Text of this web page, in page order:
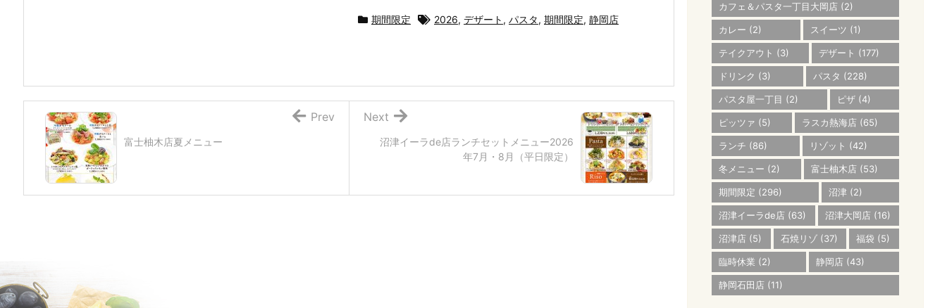
期間限定 2026, デザート , パスタ, 期間限定, 静岡店
沼津イーラde店ランチセットメニュー2026
年7月・8月（平日限定）
Next
富士柚木店夏メニュー
Prev
カフェ＆パスタ一丁目大岡店 (2)
カレー (2) スイーツ (1)
テイクアウト (3) デザート (177)
ドリンク (3) パスタ (228)
パスタ屋一丁目 (2) ピザ(4)
ピッツァ (5) ラスカ熱海店 (65)
ランチ (86) リゾット (42)
冬メニュー (2) 富士柚木店 (53)
期間限定 (296) 沼津 (2)
沼津イーラde店 (63) 沼津大岡店(16)
沼津店 (5) 石焼リゾ(37) 福袋 (5)
臨時休業 (2) 静岡店(43)
静岡石田店 (11)